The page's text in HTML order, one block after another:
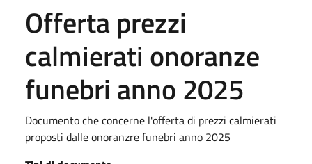
Offerta prezzi
calmierati onoranze
funebri anno 2025
Documento che concerne l'offerta di prezzi calmierati
proposti dalle onoranzre funebri anno 2025